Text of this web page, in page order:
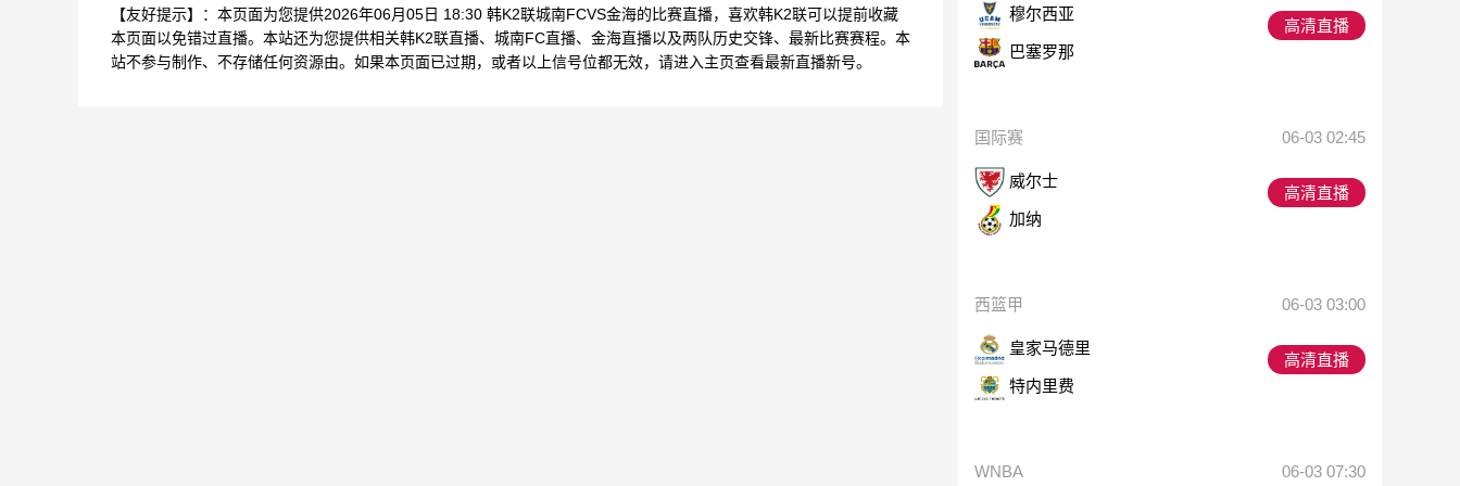
【友好提示】：本页面为您提供2026年06月05日 18:30 韩K2联城南FCVS金海的比赛直播，喜欢韩K2联可以提前收藏
本页面以免错过直播。本站还为您提供相关韩K2联直播、城南FC直播、金海直播以及两队历史交锋、最新比赛赛程。本
站不参与制作、不存储任何资源由。如果本页面已过期，或者以上信号位都无效，请进入主页查看最新直播新号。
穆尔西亚
巴塞罗那
高清直播
国际赛 06-03 02:45
威尔士
加纳
高清直播
西篮甲 06-03 03:00
皇家马德里
特内里费
高清直播
WNBA 06-03 07:30